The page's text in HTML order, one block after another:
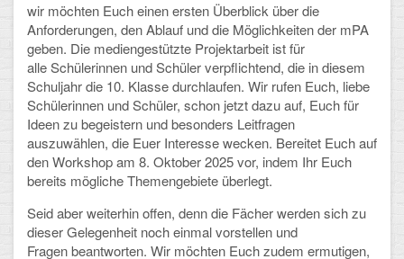
Was uns wichtig ist
Campus
Sanierung
Schulpartnerschaft
Historisches
Schulalbum
SCHULLEBEN
wir möchten Euch einen ersten Überblick über die
Anforderungen, den Ablauf und die Möglichkeiten der mPA
geben. Die mediengestützte Projektarbeit ist für
alle Schülerinnen und Schüler verpflichtend, die in diesem
Schuljahr die 10. Klasse durchlaufen. Wir rufen Euch, liebe
Schülerinnen und Schüler, schon jetzt dazu auf, Euch für
Ideen zu begeistern und besonders Leitfragen
auszuwählen, die Euer Interesse wecken. Bereitet Euch auf
den Workshop am 8. Oktober 2025 vor, indem Ihr Euch
bereits mögliche Themengebiete überlegt.
Seid aber weiterhin offen, denn die Fächer werden sich zu
dieser Gelegenheit noch einmal vorstellen und
Fragen beantworten. Wir möchten Euch zudem ermutigen,